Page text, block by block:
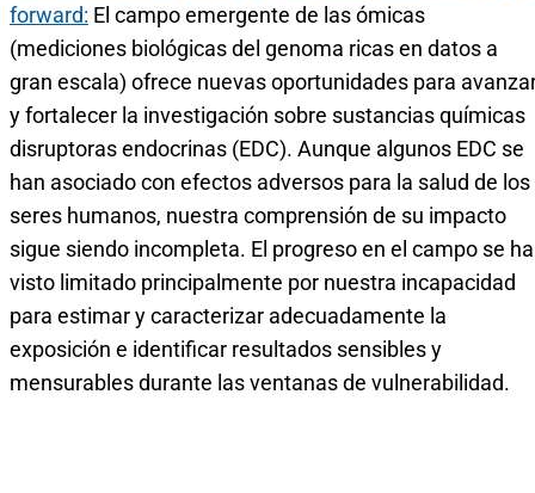
forward: El campo emergente de las ómicas
(mediciones biológicas del genoma ricas en datos a
gran escala) ofrece nuevas oportunidades para
y fortalecer la investigación sobre sustancias químicas
disruptoras endocrinas (EDC). Aunque algunos EDC se
han asociado con efectos adversos para la salud de los
seres humanos, nuestra comprensión de su impacto
sigue siendo incompleta. El progreso en el campo se ha
visto limitado principalmente por nuestra incapacidad
para estimar y caracterizar adecuadamente la
exposición e identificar resultados sensibles y
mensurables durante las ventanas de vulnerabilidad.